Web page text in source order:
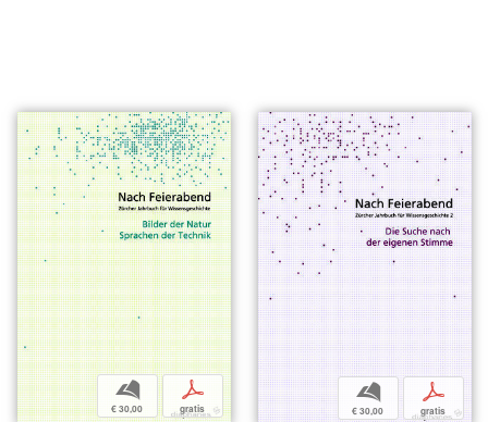
b
€ 30,00
p
gratis
b
€ 30,00
p
gratis